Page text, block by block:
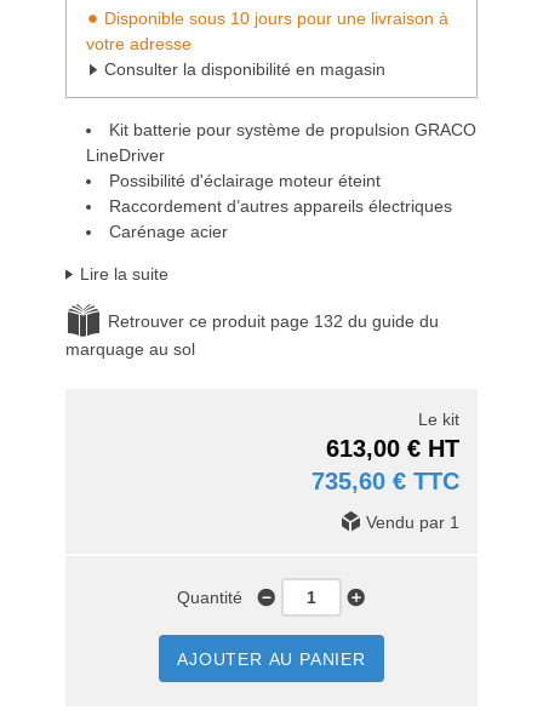
Disponible sous 10 jours pour une livraison à
votre adresse
Consulter la disponibilité en magasin
Kit batterie pour système de propulsion GRACO
LineDriver
Possibilité d'éclairage moteur éteint
Raccordement d’autres appareils électriques
Carénage acier
Lire la suite
Retrouver ce produit page 132 du guide du
marquage au sol
Le kit
613,00 € HT
735,60 € TTC
Vendu par 1
Quantité
AJOUTER AU PANIER